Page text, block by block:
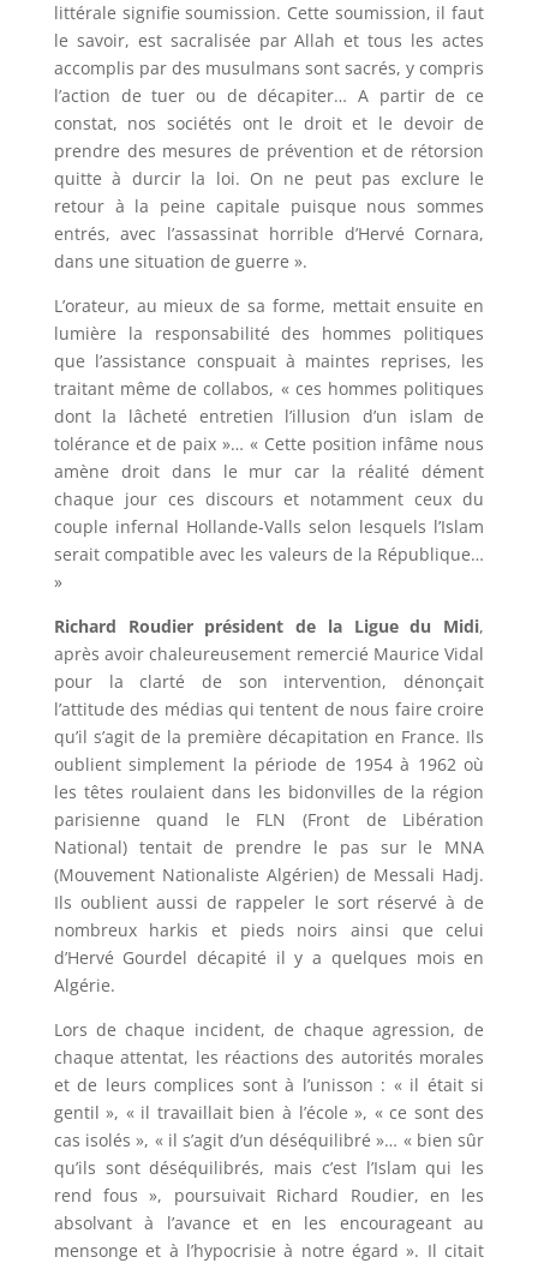
littérale signifie soumission. Cette soumission, il faut
le savoir, est sacralisée par Allah et tous les actes
accomplis par des musulmans sont sacrés, y compris
l’action de tuer ou de décapiter… A partir de ce
constat, nos sociétés ont le droit et le devoir de
prendre des mesures de prévention et de rétorsion
quitte à durcir la loi. On ne peut pas exclure le
retour à la peine capitale puisque nous sommes
entrés, avec l’assassinat horrible d’Hervé Cornara,
dans une situation de guerre ».
L’orateur, au mieux de sa forme, mettait ensuite en
lumière la responsabilité des hommes politiques
que l’assistance conspuait à maintes reprises, les
traitant même de collabos, « ces hommes politiques
dont la lâcheté entretien l’illusion d’un islam de
tolérance et de paix »… « Cette position infâme nous
amène droit dans le mur car la réalité dément
chaque jour ces discours et notamment ceux du
couple infernal Hollande-Valls selon lesquels l’Islam
serait compatible avec les valeurs de la République…
»
Richard Roudier président de la Ligue du Midi,
après avoir chaleureusement remercié Maurice Vidal
pour la clarté de son intervention, dénonçait
l’attitude des médias qui tentent de nous faire croire
qu’il s’agit de la première décapitation en France. Ils
oublient simplement la période de 1954 à 1962 où
les têtes roulaient dans les bidonvilles de la région
parisienne quand le FLN (Front de Libération
National) tentait de prendre le pas sur le MNA
(Mouvement Nationaliste Algérien) de Messali Hadj.
Ils oublient aussi de rappeler le sort réservé à de
nombreux harkis et pieds noirs ainsi que celui
d’Hervé Gourdel décapité il y a quelques mois en
Algérie.
Lors de chaque incident, de chaque agression, de
chaque attentat, les réactions des autorités morales
et de leurs complices sont à l’unisson : « il était si
gentil », « il travaillait bien à l’école », « ce sont des
cas isolés », « il s’agit d’un déséquilibré »… « bien sûr
qu’ils sont déséquilibrés, mais c’est l’Islam qui les
rend fous », poursuivait Richard Roudier, en les
absolvant à l’avance et en les encourageant au
mensonge et à l’hypocrisie à notre égard ». Il citait